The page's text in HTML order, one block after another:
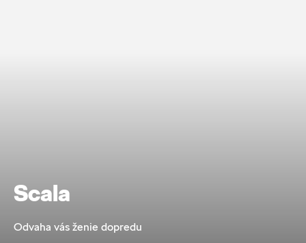
Scala
Odvaha vás ženie dopredu